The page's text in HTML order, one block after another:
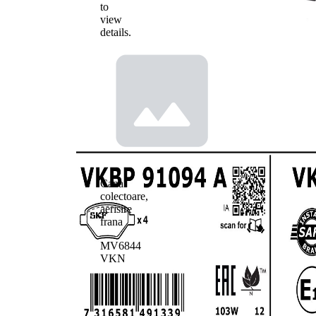
to
view
details.
Cana
colectoare,
aerisire
frana
MV6844
VKN